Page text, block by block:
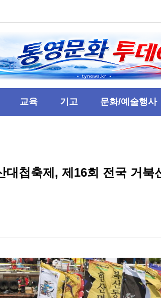
교육 기고 문화/예술행사
대첩축제, 제16회 전국 거북